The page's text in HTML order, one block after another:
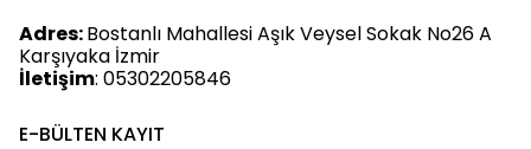
Adres:Bostanlı Mahallesi Aşık Veysel Sokak No26 A
Karşıyaka İzmir
İletişim: 05302205846
E-BÜLTEN KAYIT